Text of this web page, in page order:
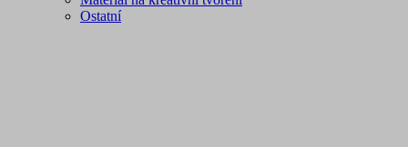
Ostatní